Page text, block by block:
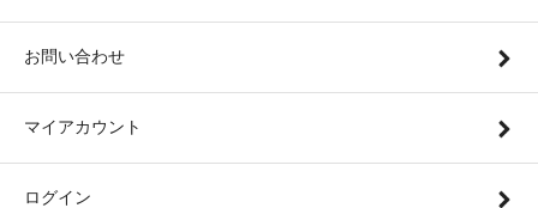
お問い合わせ
マイアカウント
ログイン